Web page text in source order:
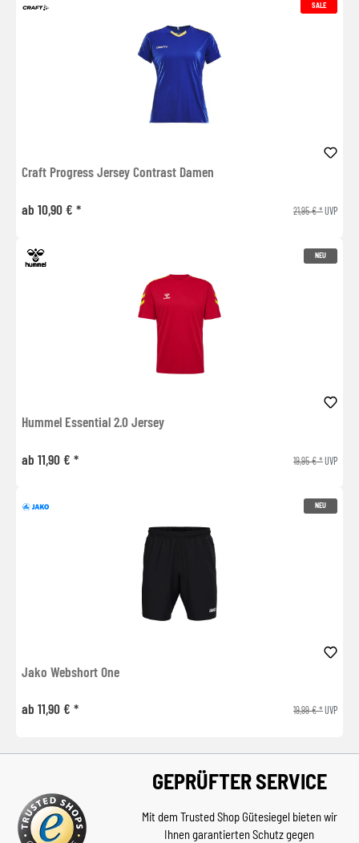
SALE
Craft Progress Jersey Contrast Damen
ab 10,90 € * 21,95 € *UVP
NEU
Hummel Essential 2.0 Jersey
ab 11,90 € * 19,95 € *UVP
NEU
Jako Webshort One
ab 11,90 € * 19,99 € *UVP
GEPRÜFTER SERVICE
Mit dem Trusted Shop Gütesiegel bieten wir
Ihnen garantierten Schutz gegen